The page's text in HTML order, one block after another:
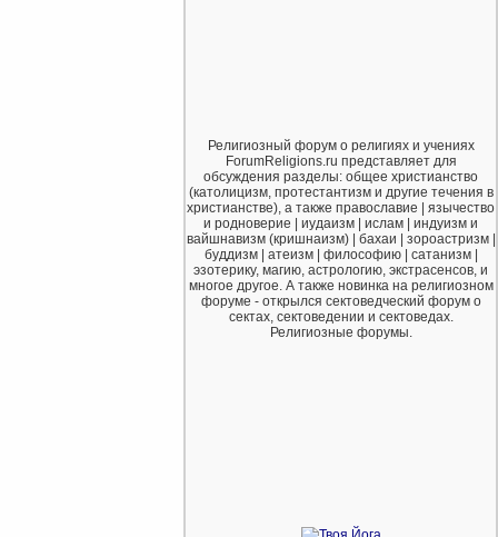
Религиозный форум о религиях и учениях
ForumReligions.ru представляет для
обсуждения разделы: общее христианство
(католицизм, протестантизм и другие течения в
христианстве), а также православие | язычество
и родноверие | иудаизм | ислам | индуизм и
вайшнавизм (кришнаизм) | бахаи | зороастризм |
буддизм | атеизм | философию | сатанизм |
эзотерику, магию, астрологию, экстрасенсов, и
многое другое. А также новинка на религиозном
форуме - открылся сектоведческий форум о
сектах, сектоведении и сектоведах.
Религиозные форумы.